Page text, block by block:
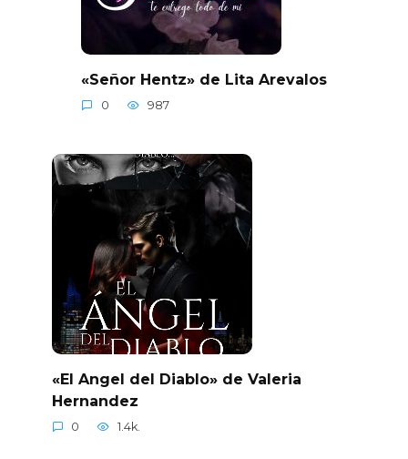
«Señor Hentz» de Lita Arevalos
0 987
«El Angel del Diablo» de Valeria
Hernandez
0 1.4k.